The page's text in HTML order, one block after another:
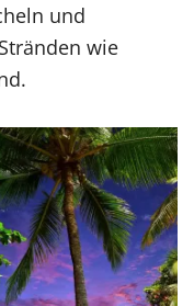
und
wie